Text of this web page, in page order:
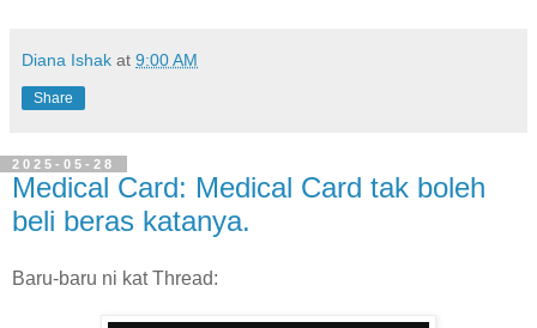
Diana Ishak at 9:00 AM
Share
2025-05-28
Medical Card: Medical Card tak boleh
beli beras katanya.
Baru-baru ni kat Thread: